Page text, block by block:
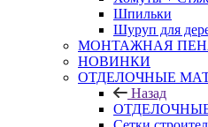
Шпильки
Шуруп для
МОНТАЖНАЯ
НОВИНКИ
ОТДЕЛОЧНЫЕ
Назад